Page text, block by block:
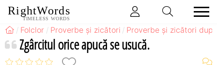
RightWords
TIMELESS WORDS
Folclor Proverbe și zicători Proverbe și zicători
Zgârcitul orice apucă se usucă.